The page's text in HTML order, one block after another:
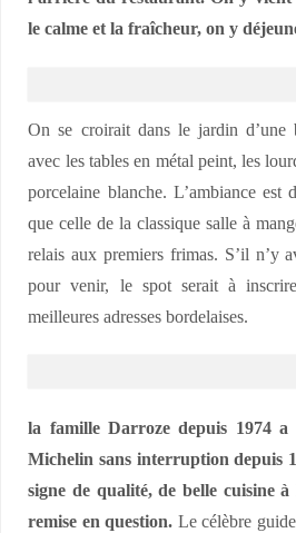
le calme et la fraîcheur, on y
On se croirait dans le jardin d’une
avec les tables en métal peint, les
porcelaine blanche. L’ambiance est
que celle de la classique salle à
relais aux premiers frimas. S’il n’y
pour venir, le spot serait à
meilleures adresses bordelaises.
la famille Darroze depuis 1974 a
Michelin sans interruption depuis
signe de qualité, de belle cuisine
remise en question. Le célèbre